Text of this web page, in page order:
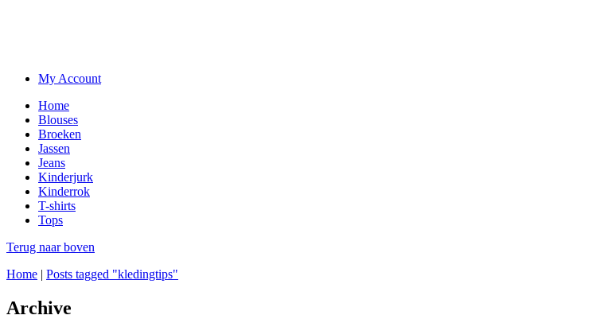
My Account
Home
Blouses
Broeken
Jassen
Jeans
Kinderjurk
Kinderrok
T-shirts
Tops
Terug naar boven
Home | Posts tagged "kledingtips"
Archive